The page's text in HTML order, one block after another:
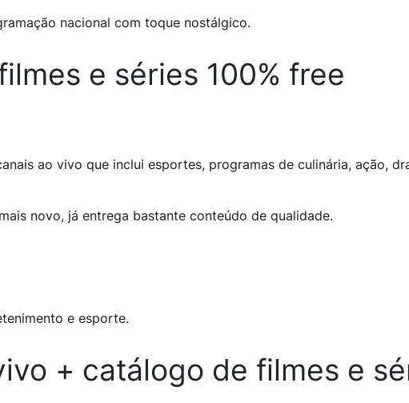
nacional com toque nostálgico.
e séries 100% free
ao vivo que inclui esportes, programas de culinária, ação,
novo, já entrega bastante conteúdo de qualidade.
e esporte.
+ catálogo de filmes e